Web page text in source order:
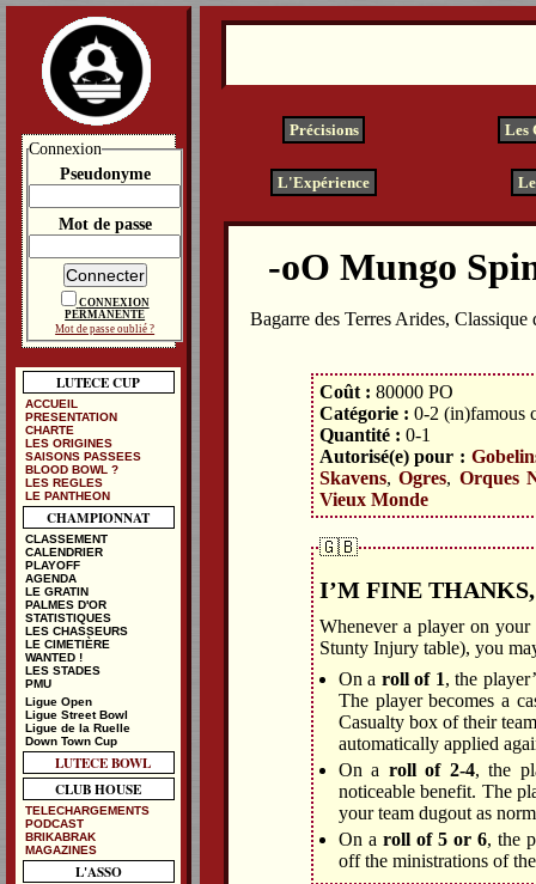
Précisions Les
L'Expérience
Mungo
Bagarre des Terres Arides,
Coût : 80000 PO
Catégorie : 0-2 (in)famous
Quantité : 0-1
Autorisé(e) pour :
Skavens,Ogres, Orques
Vieux Monde
🇬🇧
I’M FINE
Whenever a player on
Stunty Injury table), you
On a roll of 1, the
The player becomes a
Casualty box of their
automatically applied
On a roll of 2-4, the
noticeable benefit. The
your team dugout as
On a roll of 5 or 6, the
off the ministrations of
Connexion
Pseudonyme
Mot de passe
CONNEXION
PERMANENTE
Mot de passe oublié ?
LUTECE CUP
ACCUEIL
PRESENTATION
CHARTE
LES ORIGINES
SAISONS PASSEES
BLOOD BOWL ?
LES REGLES
LE PANTHEON
CHAMPIONNAT
CLASSEMENT
CALENDRIER
PLAYOFF
AGENDA
LE GRATIN
PALMES D'OR
STATISTIQUES
LES CHASSEURS
LE CIMETIÈRE
WANTED !
LES STADES
PMU
Ligue Open
Ligue Street Bowl
Ligue de la Ruelle
Down Town Cup
LUTECE BOWL
CLUB HOUSE
TELECHARGEMENTS
PODCAST
BRIKABRAK
MAGAZINES
L'ASSO